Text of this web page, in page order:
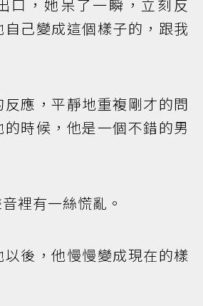
口，她呆了一瞬，立刻反
己變成這個樣子的，跟我
應，平靜地重複剛才的問
時候，他是一個不錯的男
裡有一絲慌亂。
以後，他慢慢變成現在的樣